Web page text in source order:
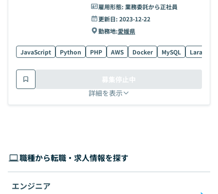
雇用形態: 業務委託から正社員
更新日: 2023-12-22
勤務地:愛媛県
JavaScript Python PHP AWS Docker MySQL Laravel
詳細を表示
募集停止中
職種から転職・求人情報を探す
エンジニア